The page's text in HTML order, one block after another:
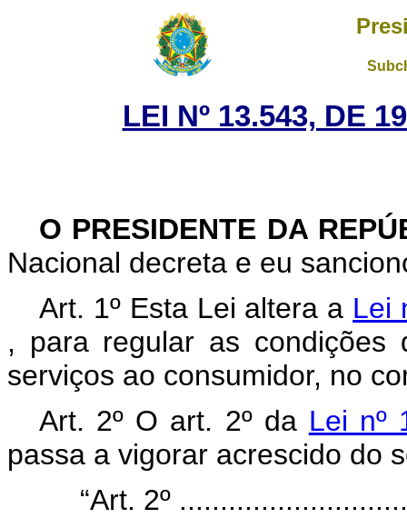
LEI Nº 13.543, DE
O PRESIDENTE DA
Nacional decreta e eu
Art. 1º Esta Lei altera a Lei
, para regular as
serviços ao consumidor, no
Art. 2º O art. 2º da Lei nº
passa a vigorar acrescido do
“Art. 2º